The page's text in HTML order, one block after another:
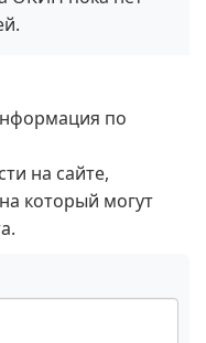
по
на сайте,
который могут